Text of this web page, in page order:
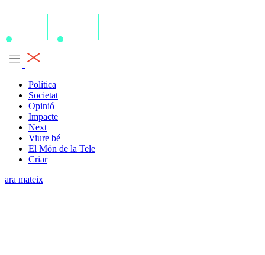
Política
Societat
Opinió
Impacte
Next
Viure bé
El Món de la Tele
Criar
ara mateix